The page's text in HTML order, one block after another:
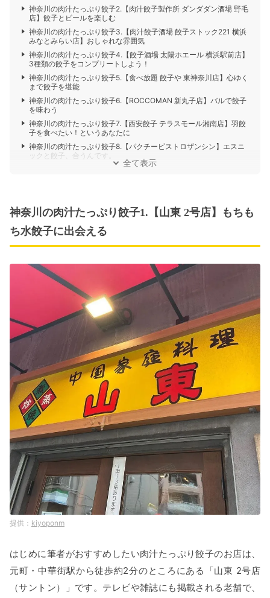
神奈川の肉汁たっぷり餃子2.【肉汁餃子製作所 ダンダダン酒場 野毛
店】餃子とビールを楽しむ
神奈川の肉汁たっぷり餃子3.【肉汁餃子酒場 餃子ストック221 横浜
みなとみらい店】おしゃれな雰囲気
神奈川の肉汁たっぷり餃子4.【餃子酒場 太陽ホエール 横浜駅前店】
3種類の餃子をコンプリートしよう！
神奈川の肉汁たっぷり餃子5.【食べ放題 餃子や 東神奈川店】心ゆく
まで餃子を堪能
神奈川の肉汁たっぷり餃子6.【ROCCOMAN 新丸子店】バルで餃子
を味わう
神奈川の肉汁たっぷり餃子7.【西安餃子 テラスモール湘南店】羽餃
子を食べたい！というあなたに
神奈川の肉汁たっぷり餃子8.【パクチービストロザンシン】エスニ
ックと餃子、合うんです。
全て表示
神奈川の肉汁たっぷり餃子1.【山東 2号店】もちも
ち水餃子に出会える
kiyoponm
はじめに筆者がおすすめしたい肉汁たっぷり餃子のお店は、
元町・中華街駅から徒歩約2分のところにある「山東 2号店
（サントン）」です。テレビや雑誌にも掲載される老舗で、